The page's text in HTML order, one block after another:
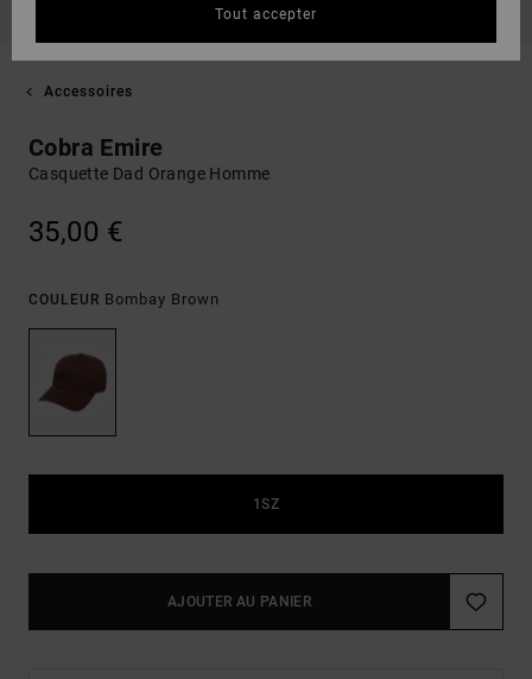
Accessoires
Cobra Emire
Casquette Dad Orange Homme
35,00 €
COULEUR Bombay Brown
1SZ
AJOUTER AU PANIER
Tout accepter